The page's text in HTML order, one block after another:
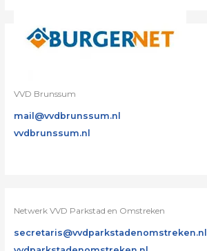
VVD Brunssum
mail@vvdbrunssum.nl
vvdbrunssum.nl
Netwerk VVD Parkstad en Omstreken
secretaris@vvdparkstadenomstreken.nl